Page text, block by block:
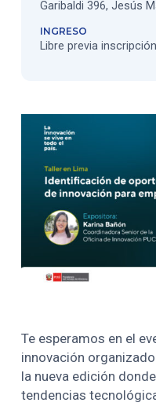
Garibaldi 396, Jesús
INGRESO
Libre previa inscripción
Te esperamos en el
innovación organizado
la nueva edición
tendencias